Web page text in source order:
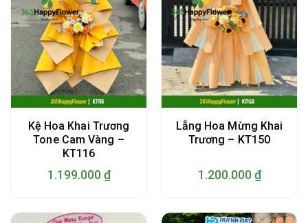
Kệ Hoa Khai Trương
Tone Cam Vàng –
KT116
1.199.000 ₫
Lẵng Hoa Mừng Khai
Trương – KT150
1.200.000 ₫